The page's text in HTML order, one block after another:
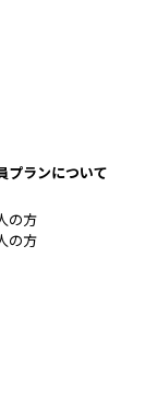
プランについて
の方
の方